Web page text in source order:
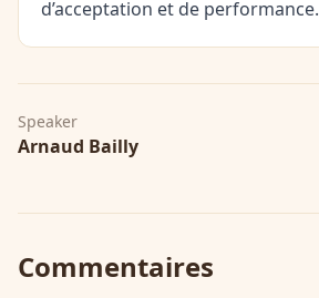
d’acceptation et de performance.
Speaker
Arnaud Bailly
Commentaires